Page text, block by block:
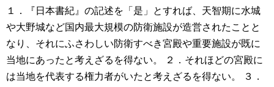
１．『日本書紀』の記述を「是」とすれば、天智期に水城
や大野城など国内最大規模の防衛施設が造営されたことと
なり、それにふさわしい防衛すべき宮殿や重要施設が既に
当地にあったと考えざるを得ない。
２．それほどの宮殿に
は当地を代表する権力者がいたと考えざるを得ない。
３．